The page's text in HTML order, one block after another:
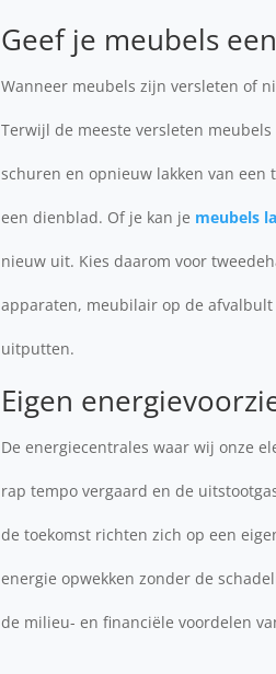
Geef je meubels
Wanneer meubels zijn versleten of
Terwijl de meeste versleten
schuren en opnieuw lakken van
een dienblad. Of je kan je meubels
nieuw uit. Kies daarom voor
apparaten, meubilair op de
uitputten.
Eigen
De energiecentrales waar wij onze
rap tempo vergaard en de
de toekomst richten zich op een
energie opwekken zonder de
de milieu- en financiële voordelen